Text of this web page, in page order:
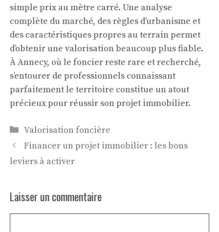
simple prix au mètre carré. Une analyse
complète du marché, des règles d’urbanisme et
des caractéristiques propres au terrain permet
d’obtenir une valorisation beaucoup plus fiable.
À Annecy, où le foncier reste rare et recherché,
s’entourer de professionnels connaissant
parfaitement le territoire constitue un atout
précieux pour réussir son projet immobilier.
Catégories
Valorisation foncière
Financer un projet immobilier : les bons
leviers à activer
Laisser un commentaire